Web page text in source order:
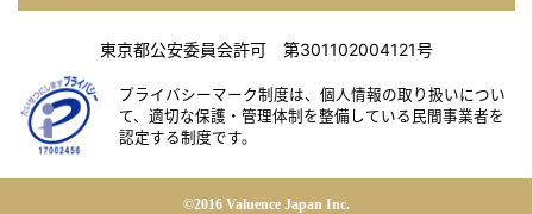
東京都公安委員会許可 第301102004121号
プライバシーマーク制度は、個人情報の取り扱いについ
て、適切な保護・管理体制を整備している民間事業者を
認定する制度です。
©2016 Valuence Japan Inc.